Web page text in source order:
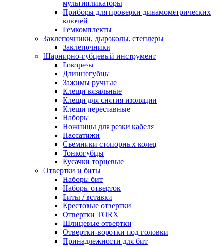
мультипликаторы
Приборы для проверки динамометрических
ключей
Ремкомплекты
Заклепочники, дыроколы, степлеры
Заклепочники
Шарнирно-губцевый инструмент
Бокорезы
Длинногубцы
Зажимы ручные
Клещи вязальные
Клещи для снятия изоляции
Клещи переставные
Наборы
Ножницы для резки кабеля
Пассатижи
Съемники стопорных колец
Тонкогубцы
Кусачки торцевые
Отвертки и биты
Наборы бит
Наборы отверток
Биты / вставки
Крестовые отвертки
Отвертки TORX
Шлицевые отвертки
Отвертки-воротки под головки
Принадлежности для бит